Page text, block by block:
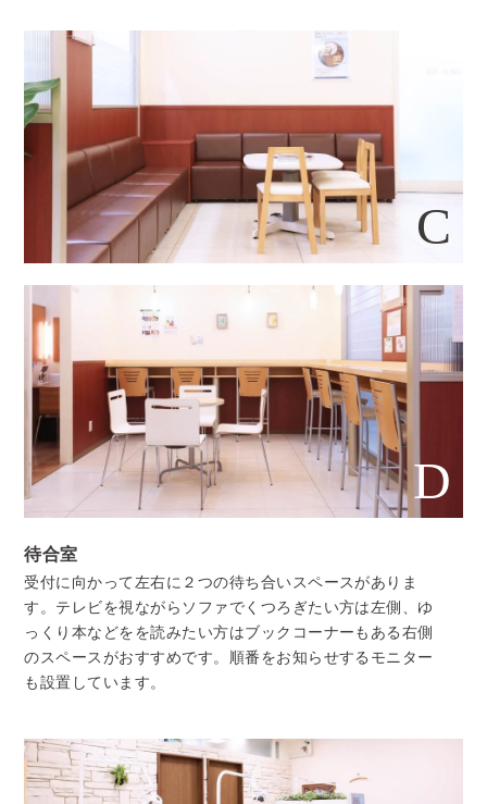
C
D
待合室
受付に向かって左右に２つの待ち合いスペースがありま
す。テレビを視ながらソファでくつろぎたい方は左側、ゆ
っくり本などをを読みたい方はブックコーナーもある右側
のスペースがおすすめです。順番をお知らせするモニター
も設置しています。